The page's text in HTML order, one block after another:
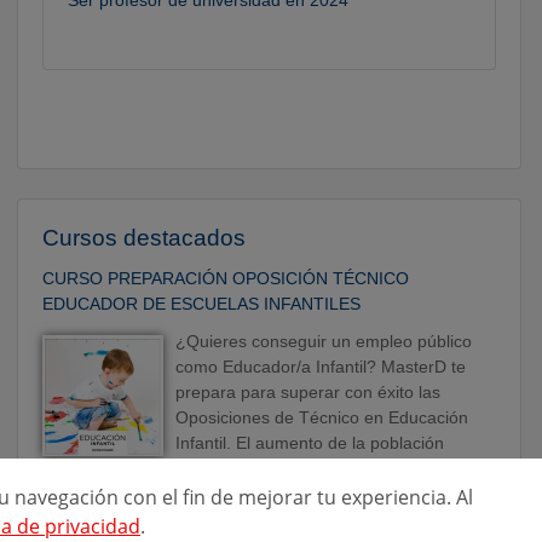
Cursos destacados
CURSO PREPARACIÓN OPOSICIÓN TÉCNICO
EDUCADOR DE ESCUELAS INFANTILES
¿Quieres conseguir un empleo público
como Educador/a Infantil? MasterD te
prepara para superar con éxito las
Oposiciones de Técnico en Educación
Infantil. El aumento de la población
CURSO DE PROFESOR DE AUTOESCUELA
con el fin de mejorar tu experiencia. Al
de privacidad.